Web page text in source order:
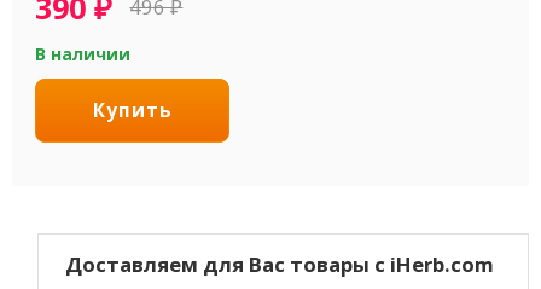
496₽
В наличии
Купить
Доставляем для Вас товары с iHerb.com